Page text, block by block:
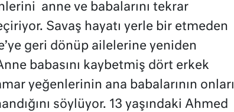
anne ve babalarını tekrar
Savaş hayatı yerle bir etmeden
geri dönüp ailelerine yeniden
babasını kaybetmiş dört erkek
yeğenlerinin ana babalarının onları
söylüyor. 13 yaşındaki Ahmed